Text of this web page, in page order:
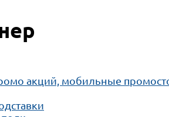
акций, мобильные